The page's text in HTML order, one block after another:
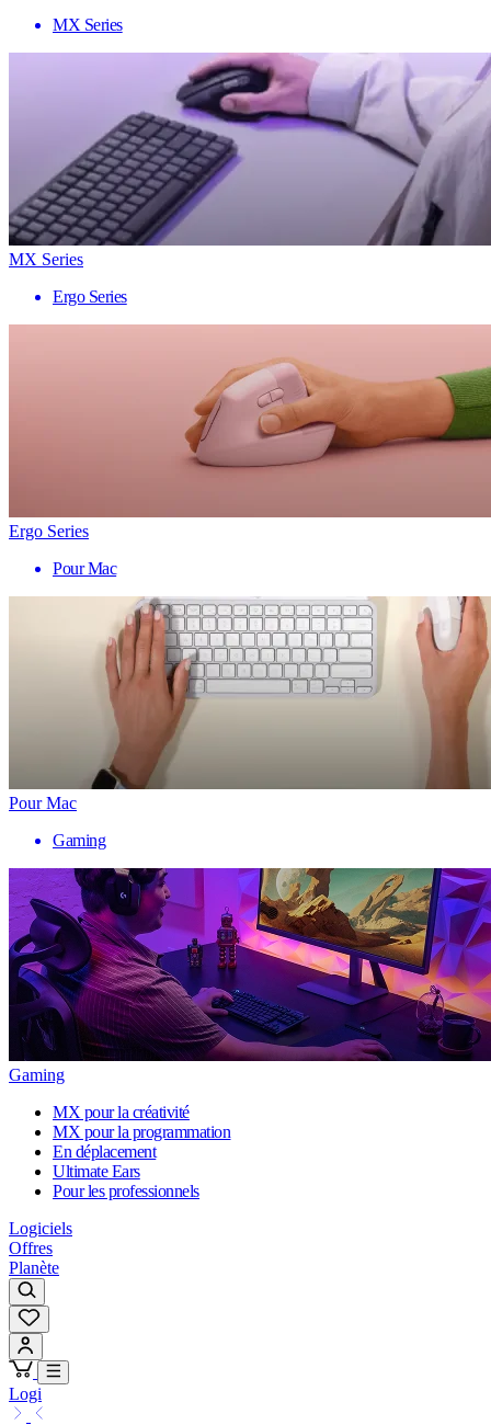
MX Series
MX Series
Ergo Series
Ergo Series
Pour Mac
Pour Mac
Gaming
Gaming
MX pour la créativité
MX pour la programmation
En déplacement
Ultimate Ears
Pour les professionnels
Logiciels
Offres
Planète
Logi